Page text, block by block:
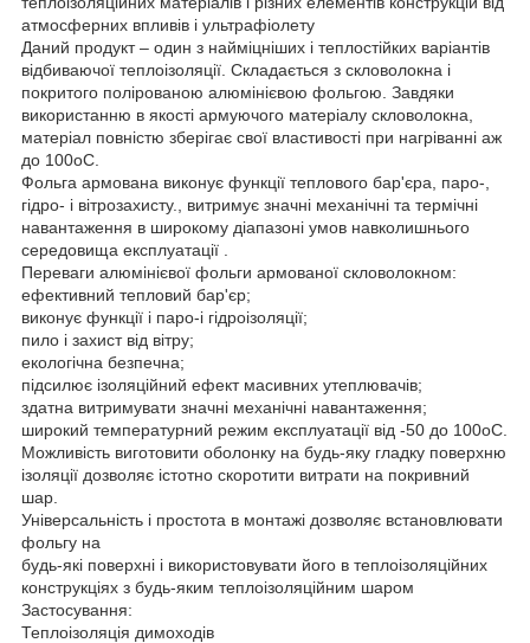
атмосферних впливів і ультрафіолету
Даний продукт – один з найміцніших і теплостійких варіантів
відбиваючої теплоізоляції. Складається з скловолокна і
покритого полірованою алюмінієвою фольгою. Завдяки
використанню в якості армуючого матеріалу скловолокна,
матеріал повністю зберігає свої властивості при нагріванні аж
до 100oC.
Фольга армована виконує функції теплового бар'єра, паро-,
гідро- і вітрозахисту., витримує значні механічні та термічні
навантаження в широкому діапазоні умов навколишнього
середовища експлуатації .
Переваги алюмінієвої фольги армованої скловолокном:
ефективний тепловий бар'єр;
виконує функції і паро-і гідроізоляції;
пило і захист від вітру;
екологічна безпечна;
підсилює ізоляційний ефект масивних утеплювачів;
здатна витримувати значні механічні навантаження;
широкий температурний режим експлуатації від -50 до 100oC.
Можливість виготовити оболонку на будь-яку гладку поверхню
ізоляції дозволяє істотно скоротити витрати на покривний
шар.
Універсальність і простота в монтажі дозволяє встановлювати
фольгу на
будь-які поверхні і використовувати його в теплоізоляційних
конструкціях з будь-яким теплоізоляційним шаром
Застосування:
Теплоізоляція димоходів